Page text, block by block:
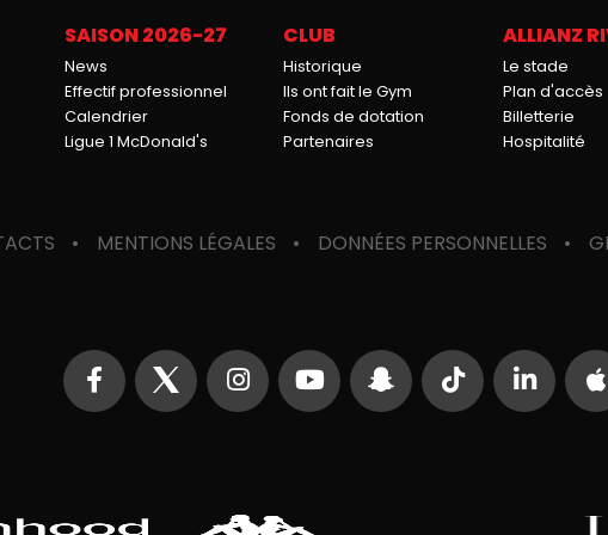
SAISON 2026-27
News
Effectif professionnel
Calendrier
Ligue 1 McDonald's
CLUB
Historique
Ils ont fait le Gym
Fonds de dotation
Partenaires
ALLIANZ
Le stade
Plan d'accès
Billetterie
Hospitalité
MENTIONS LÉGALES DONNÉES PERSONNELLES